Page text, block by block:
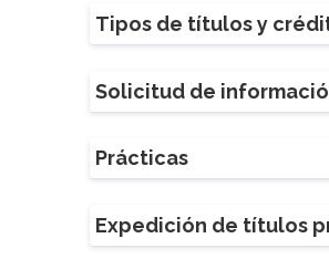
Tipos de títulos y
Solicitud de
Prácticas
Expedición de títulos